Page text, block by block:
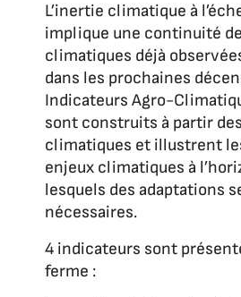
L’inertie climatique à
implique une continuité
climatiques déjà
dans les prochaines
Indicateurs Agro-
sont construits à partir
climatiques et illustrent
enjeux climatiques à
lesquels des adaptations
nécessaires.
4 indicateurs sont
ferme :